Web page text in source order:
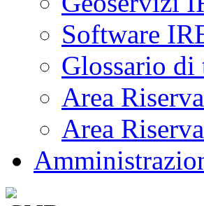
Software
Glossario di
Area
Area